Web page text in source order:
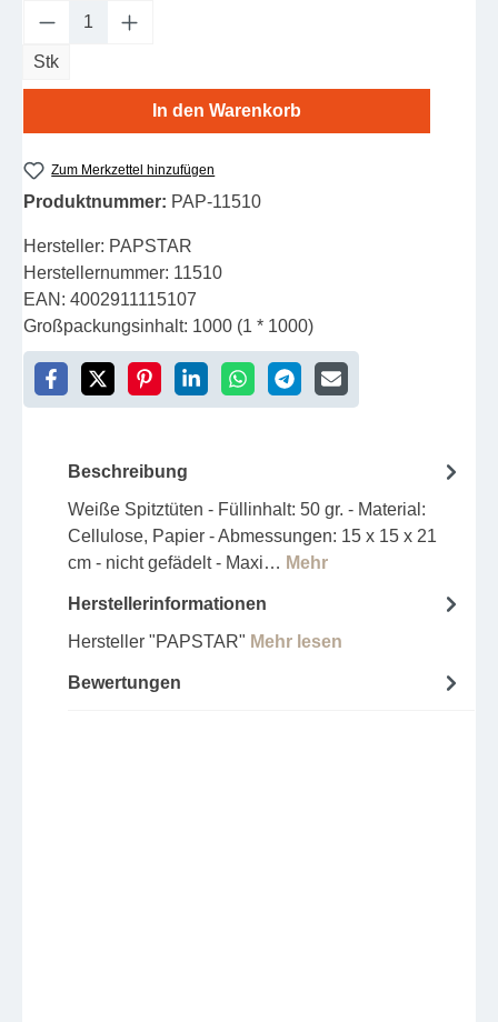
Produkt Anzahl: Gib den gewünschten
Stk
In den Warenkorb
Zum Merkzettel hinzufügen
Produktnummer: PAP-11510
Hersteller: PAPSTAR
Herstellernummer: 11510
EAN: 4002911115107
Großpackungsinhalt: 1000 (1 * 1000)
Beschreibung
Weiße Spitztüten - Füllinhalt: 50 gr. - Material:
Cellulose, Papier - Abmessungen: 15 x 15 x 21
cm - nicht gefädelt - Maxi… Mehr
Herstellerinformationen
Hersteller "PAPSTAR" Mehr lesen
Bewertungen